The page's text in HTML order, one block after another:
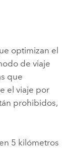
optimizan el
de viaje
que
el viaje por
prohibidos,
5 kilómetros